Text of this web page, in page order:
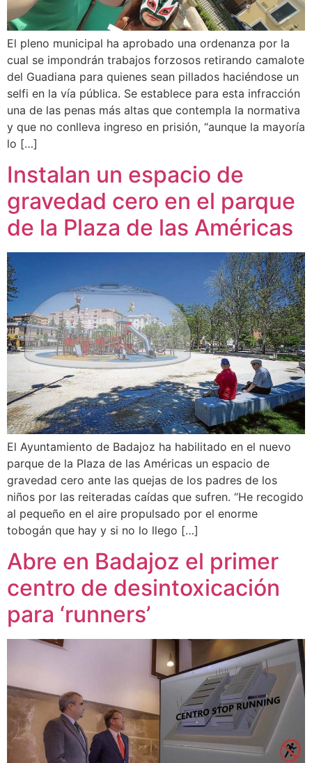
El pleno municipal ha aprobado una ordenanza por la
cual se impondrán trabajos forzosos retirando camalote
del Guadiana para quienes sean pillados haciéndose un
selfi en la vía pública. Se establece para esta infracción
una de las penas más altas que contempla la normativa
y que no conlleva ingreso en prisión, “aunque la mayoría
lo […]
Instalan un espacio de
gravedad cero en el parque
de la Plaza de las Américas
El Ayuntamiento de Badajoz ha habilitado en el nuevo
parque de la Plaza de las Américas un espacio de
gravedad cero ante las quejas de los padres de los
niños por las reiteradas caídas que sufren. “He recogido
al pequeño en el aire propulsado por el enorme
tobogán que hay y si no lo llego […]
Abre en Badajoz el primer
centro de desintoxicación
para ‘runners’